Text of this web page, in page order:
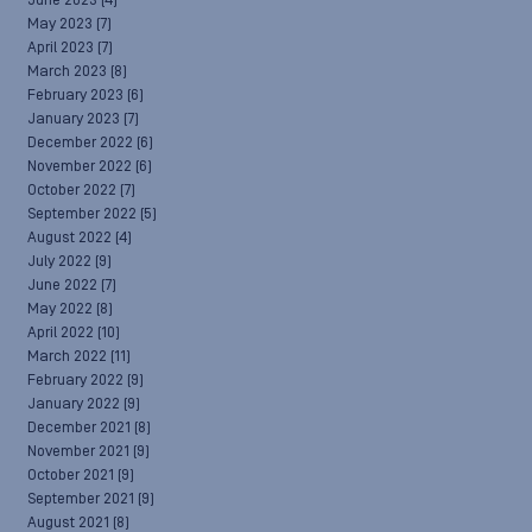
May 2023 (7)
April 2023 (7)
March 2023 (8)
February 2023 (6)
January 2023 (7)
December 2022 (6)
November 2022 (6)
October 2022 (7)
September 2022 (5)
August 2022 (4)
July 2022 (9)
June 2022 (7)
May 2022 (8)
April 2022 (10)
March 2022 (11)
February 2022 (9)
January 2022 (9)
December 2021 (8)
November 2021 (9)
October 2021 (9)
September 2021 (9)
August 2021 (8)